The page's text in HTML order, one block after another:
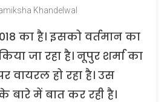
Khandelwal
का है। इसको वर्तमान का
जा रहा है। नूपुर शर्मा का
वायरल हो रहा है। उस
बारे में बात कर रही है।